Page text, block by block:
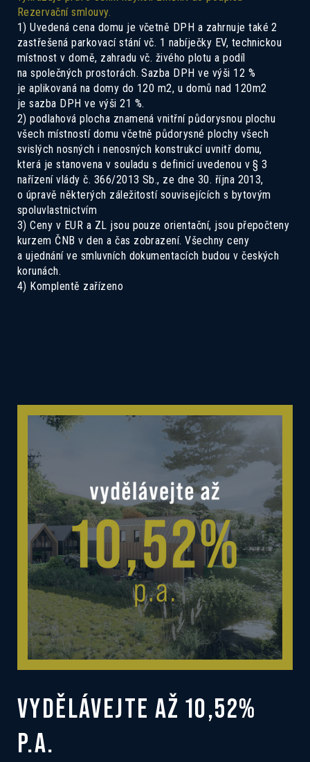
Rezervační smlouvy.
1) Uvedená cena domu je včetně DPH a zahrnuje také 2
zastřešená parkovací stání vč. 1 nabíječky EV, technickou
místnost v domě, zahradu vč. živého plotu a podíl
na společných prostorách. Sazba DPH ve výši 12 %
je aplikovaná na domy do 120 m2, u domů nad 120m2
je sazba DPH ve výši 21 %.
2) podlahová plocha znamená vnitřní půdorysnou plochu
všech místností domu včetně půdorysné plochy všech
svislých nosných i nenosných konstrukcí uvnitř domu,
která je stanovena v souladu s definicí uvedenou v § 3
nařízení vlády č. 366/2013 Sb., ze dne 30. října 2013,
o úpravě některých záležitostí souvisejících s bytovým
spoluvlastnictvím
3) Ceny v EUR a ZL jsou pouze orientační, jsou přepočteny
kurzem ČNB v den a čas zobrazení. Všechny ceny
a ujednání ve smluvních dokumentacích budou v českých
korunách.
4) Komplentě zařízeno
VYDĚLÁVEJTE AŽ 10,52%
P.A.
Souhlas se zpracováním osobních
Pokud Vás zajímá tento dům, ozvěte se
nám a rádi Vás seznámíme se všemi
možnostmi.
Souhlasím se zasíláním informací
osobních údajů